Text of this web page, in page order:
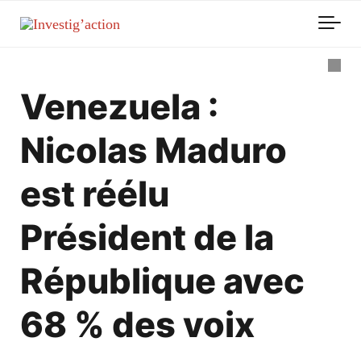
Venezuela :
Nicolas Maduro
est réélu
Président de la
République avec
68 % des voix